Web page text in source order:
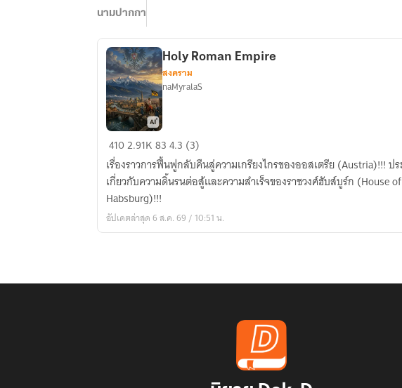
นามปากกา
Holy
Roman
Empire
Holy Roman Empire
สงคราม
naMyralaS
4102.91K834.3 (3)
เรื่องราวการฟื้นฟูกลับคืนสู่ความเกรียงไกรของออสเตรีย (Austria)!!! ประวัติศาสตร์
เกี่ยวกับความดิ้นรนต่อสู้และความสำเร็จของราชวงศ์ฮับส์บูร์ก (House of
Habsburg)!!!
อัปเดตล่าสุด 6 ส.ค. 69 / 10:51 น.